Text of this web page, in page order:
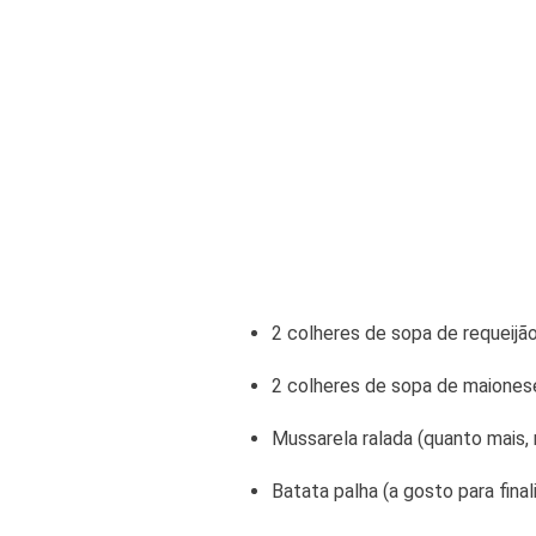
2 colheres de sopa de requeijão
2 colheres de sopa de
Mussarela ralada (quanto mais,
Batata palha (a gosto para